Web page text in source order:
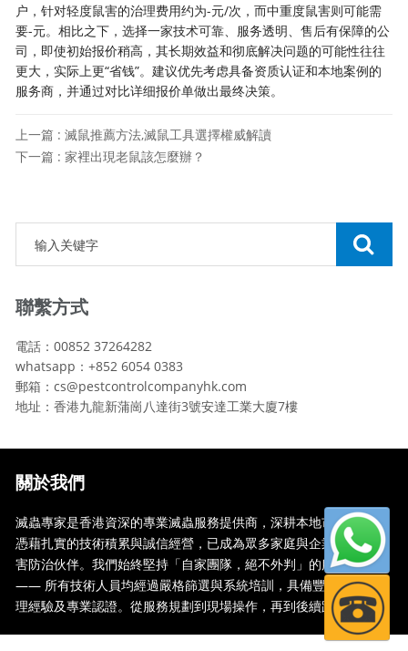
户，针对轻度鼠害的治理费用约为-元/次，而中重度鼠害则可能需
要-元。相比之下，选择一家技术可靠、服务透明、售后有保障的公
司，即使初始报价稍高，其长期效益和彻底解决问题的可能性往往
更大，实际上更“省钱”。建议优先考虑具备资质认证和本地案例的
服务商，并通过对比详细报价单做出最终决策。
上一篇 : 滅鼠推薦方法,滅鼠工具選擇權威解讀
下一篇 : 家裡出現老鼠該怎麼辦？
聯繫方式
電話：00852 37264282
whatsapp：+852 6054 0383
郵箱：cs@pestcontrolcompanyhk.com
地址：香港九龍新蒲崗八達街3號安達工業大廈7樓
關於我們
滅蟲專家是香港資深的專業滅蟲服務提供商，深耕本地市場多年，
憑藉扎實的技術積累與誠信經營，已成為眾多家庭與企業信賴的蟲
害防治伙伴。我們始終堅持「自家團隊，絕不外判」的服務承諾
—— 所有技術人員均經過嚴格篩選與系統培訓，具備豐富的現場處
理經驗及專業認證。從服務規劃到現場操作，再到後續跟蹤，全...